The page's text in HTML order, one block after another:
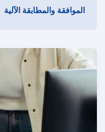
الموافقة والمطابقة الآلية